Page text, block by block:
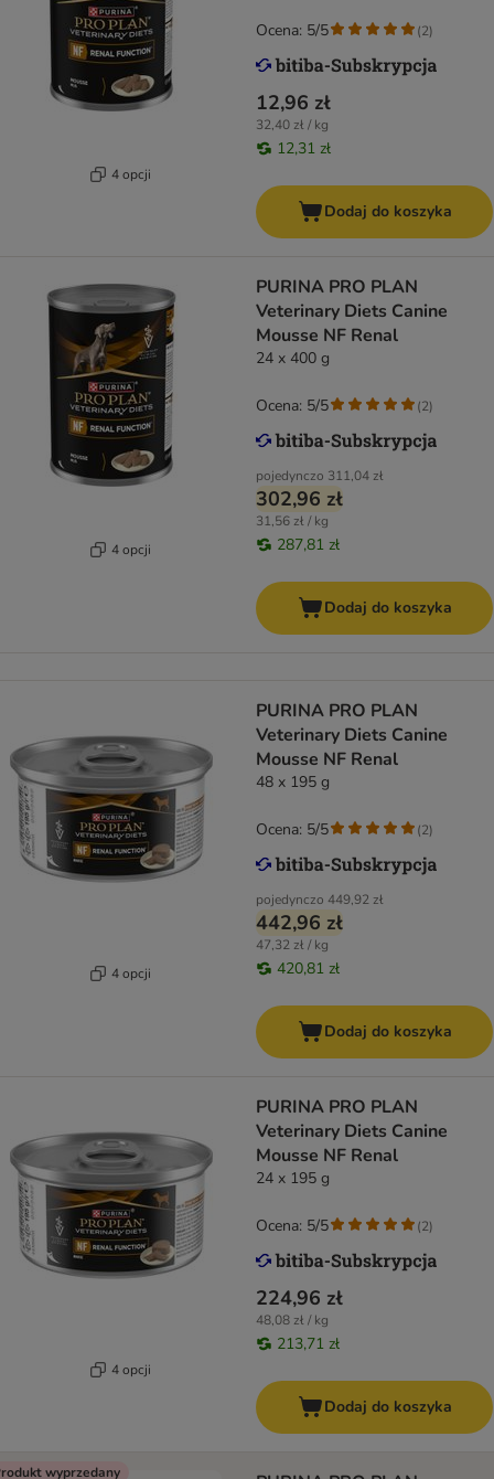
4 opcji
12,96 zł
32,40 zł / kg
12,31 zł
Ocena: 5/5 (2)
Dodaj do koszyka
4 opcji
PURINA PRO PLAN
Veterinary Diets Canine
Mousse NF Renal
24 x 400 g
pojedynczo 311,04 zł
302,96 zł
31,56 zł / kg
287,81 zł
Ocena: 5/5 (2)
Dodaj do koszyka
4 opcji
PURINA PRO PLAN
Veterinary Diets Canine
Mousse NF Renal
48 x 195 g
pojedynczo 449,92 zł
442,96 zł
47,32 zł / kg
420,81 zł
Ocena: 5/5 (2)
Dodaj do koszyka
4 opcji
PURINA PRO PLAN
Veterinary Diets Canine
Mousse NF Renal
24 x 195 g
224,96 zł
48,08 zł / kg
213,71 zł
Ocena: 5/5 (2)
Dodaj do koszyka
wyprzedany